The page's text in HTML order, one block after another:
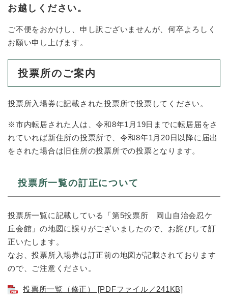
お越しください。
ご不便をおかけし、申し訳ございませんが、何卒よろしく
お願い申し上げます。
投票所のご案内
投票所入場券に記載された投票所で投票してください。
※市内転居された人は、令和8年1月19日までに転居届をさ
れていれば新住所の投票所で、令和8年1月20日以降に届出
をされた場合は旧住所の投票所での投票となります。
投票所一覧の訂正について
投票所一覧に記載している「第5投票所 岡山自治会忍ケ
丘会館」の地図に誤りがございましたので、お詫びして訂
正いたします。
なお、投票所入場券は訂正前の地図が記載されております
ので、ご注意ください。
投票所一覧（修正） [PDFファイル／241KB]